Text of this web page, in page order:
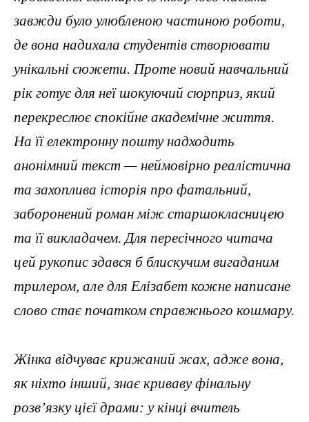
завжди було улюбленою частиною роботи,
де вона надихала студентів створювати
унікальні сюжети. Проте новий навчальний
рік готує для неї шокуючий сюрприз, який
перекреслює спокійне академічне життя.
На її електронну пошту надходить
анонімний текст — неймовірно реалістична
та захоплива історія про фатальний,
заборонений роман між старшокласницею
та її викладачем. Для пересічного читача
цей рукопис здався б блискучим вигаданим
трилером, але для Елізабет кожне написане
слово стає початком справжнього кошмару.
Жінка відчуває крижаний жах, адже вона,
як ніхто інший, знає криваву фінальну
розв’язку цієї драми: у кінці вчитель